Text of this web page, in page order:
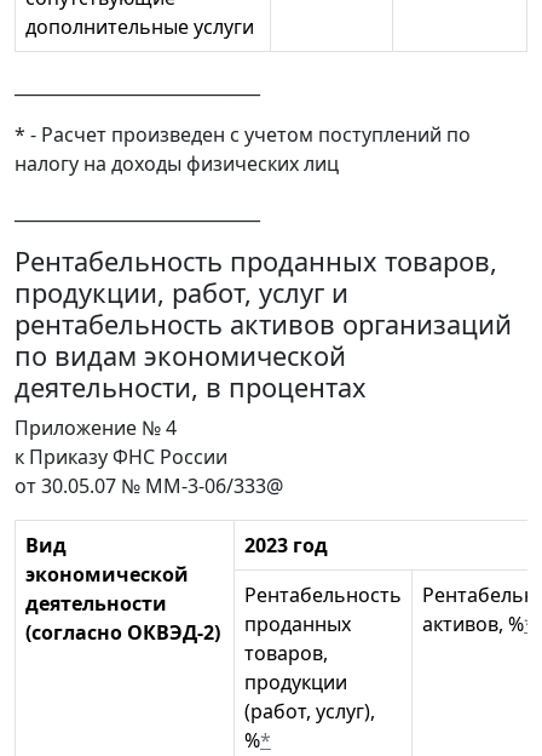
дополнительные услуги
* - Расчет произведен с учетом поступлений по
налогу на доходы физических лиц
Рентабельность проданных товаров,
продукции, работ, услуг и
рентабельность активов организаций
по видам экономической
деятельности, в процентах
Приложение № 4
к Приказу ФНС России
от 30.05.07 № ММ-3-06/333@
Вид
экономической
деятельности
(согласно ОКВЭД-2)
2023 год
Рентабельность
проданных
товаров,
продукции
(работ, услуг),
%*
активов, %